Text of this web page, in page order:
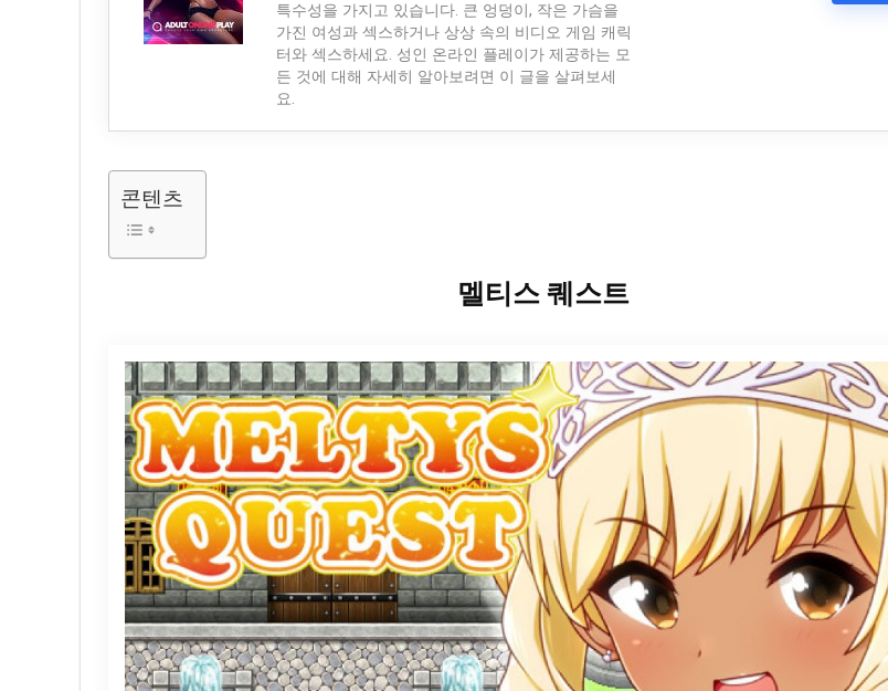
특수성을 가지고 있습니다. 큰 엉덩이, 작은 가슴을
가진 여성과 섹스하거나 상상 속의 비디오 게임 캐릭
터와 섹스하세요. 성인 온라인 플레이가 제공하는 모
든 것에 대해 자세히 알아보려면 이 글을 살펴보세
요.
콘텐츠
멜티스 퀘스트